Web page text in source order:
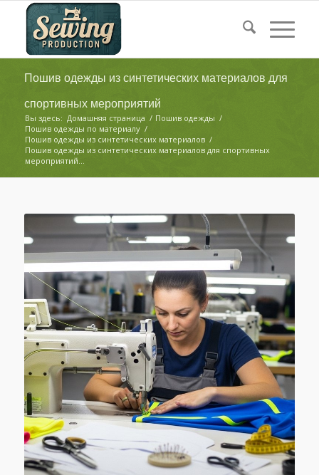
Пошив одежды из синтетических материалов для
спортивных мероприятий
Вы здесь: Домашняя страница / Пошив одежды /
Пошив одежды по материалу /
Пошив одежды из синтетических материалов /
Пошив одежды из синтетических материалов для спортивных
мероприятий...